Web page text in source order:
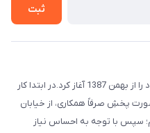
ثبت
کالای برق و لوستر هنری فعالیت رسمی خود را از بهمن 1387 آغاز کرد.در ابتدا کار
پخشِ صرفاً همکاری، از خیابان
سپس با توجه به احساس نیاز